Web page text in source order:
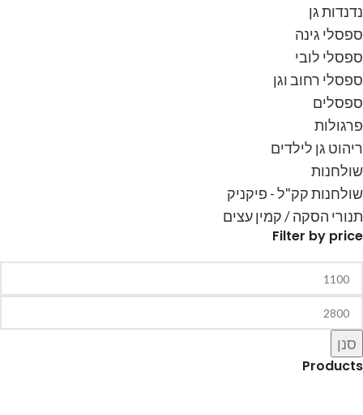
נדנדות גן
ספסלי גינה
ספסלי לובי
ספסלי רחוב וגן
ספסלים
פרגולות
ריהוט גן לילדים
שולחנות
שולחנות קק"ל - פיקניק
תנורי הסקה / קמין עצים
Filter by price
סנן
Products